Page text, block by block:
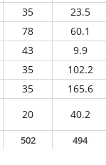
35 23.5
78 60.1
43 9.9
35 102.2
35 165.6
20 40.2
502 494